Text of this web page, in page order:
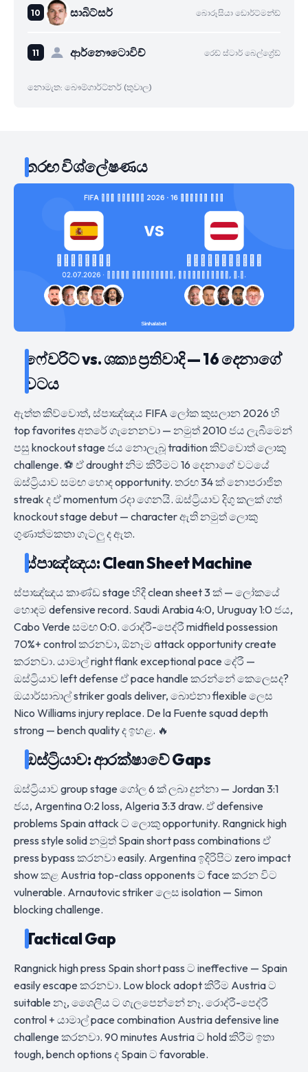
සාබිට්සර් බොරූසියා ඩොර්ට්මන්ඩ්
ආර්නෞටොවිච් රෙඩ් ස්ටාර් බෙල්ග්‍රේඩ්
නොමැත: බෞම්ගාර්ට්නර් (තුවාල)
තරඟ විශ්ලේෂණය
ෆේවරිට් vs. ශක්‍ය ප්‍රතිවාදි — 16 දෙනාගේ
වටය
ඇත්ත කිව්වොත්, ස්පාඤ්ඤය FIFA ලෝක කුසලාන 2026 හි
top favorites අතරේ ගැනෙනවා — නමුත් 2010 ජය ලැබීමෙන්
පසු knockout stage ජය නොලැබූ tradition කිව්වොත් ලොකු
challenge. ⚽ ඒ drought නිම කිරීමට 16 දෙනාගේ වටයේ
ඔස්ට්‍රියාව සමඟ හොඳ opportunity. තරඟ 34 ක් නොපරාජිත
streak ද ඒ momentum රදා ගෙනයි. ඔස්ට්‍රියාව දිගු කලක් ගත්
knockout stage debut — character ඇති නමුත් ලොකු
ගුණාත්මකතා ගැටලු ද ඇත.
ස්පාඤ්ඤය: Clean Sheet Machine
ස්පාඤ්ඤය කාණ්ඩ stage හිදී clean sheet 3 ක් — ලෝකයේ
හොඳම defensive record. Saudi Arabia 4:0, Uruguay 1:0 ජය,
Cabo Verde සමඟ 0:0. රොද්රී-පෙද්රී midfield possession
70%+ control කරනවා, ඕනෑම attack opportunity create
කරනවා. යාමාල් right flank exceptional pace දේරී —
ඔස්ට්‍රියාව left defense ඒ pace handle කරන්නේ කෙලෙසද?
ඔයාර්සාබාල් striker goals deliver, බාෙඑනා flexible ලෙස
Nico Williams injury replace. De la Fuente squad depth
strong — bench quality ද ඉහළ. 🔥
ඔස්ට්‍රියාව: ආරක්ෂාවේ Gaps
ඔස්ට්‍රියාව group stage ගෝල 6 ක් ලබා දුන්නා — Jordan 3:1
ජය, Argentina 0:2 loss, Algeria 3:3 draw. ඒ defensive
problems Spain attack ට ලොකු opportunity. Rangnick high
press style solid නමුත් Spain short pass combinations ඒ
press bypass කරනවා easily. Argentina ඉදිරිපිට zero impact
show කළ Austria top-class opponents ට face කරන විට
vulnerable. Arnautovic striker ලෙස isolation — Simon
blocking challenge.
Tactical Gap
Rangnick high press Spain short pass ට ineffective — Spain
easily escape කරනවා. Low block adopt කිරීම Austria ට
suitable නෑ, ශෛලිය ට ගැලපෙන්නේ නෑ. රොද්රී-පෙද්රී
control + යාමාල් pace combination Austria defensive line
challenge කරනවා. 90 minutes Austria ට hold කිරීම ඉතා
tough, bench options ද Spain ට favorable.